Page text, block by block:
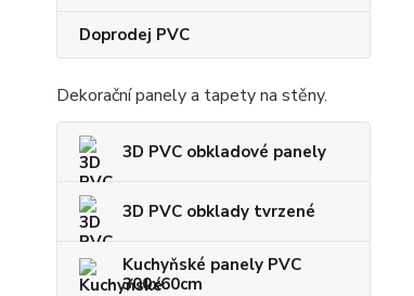
Doprodej PVC
Dekorační panely a tapety na stěny.
3D PVC obkladové panely
3D PVC obklady tvrzené
Kuchyňské panely PVC
300x60cm